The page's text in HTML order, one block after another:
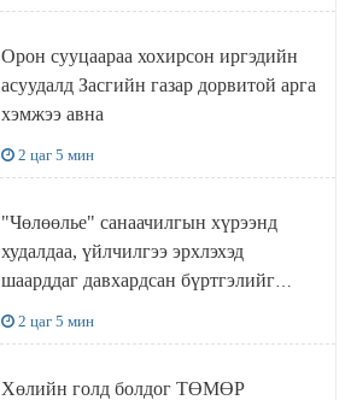
Орон сууцаараа хохирсон иргэдийн
асуудалд Засгийн газар дорвитой арга
хэмжээ авна
2 цаг 5 мин
"Чөлөөлье" санаачилгын хүрээнд
худалдаа, үйлчилгээ эрхлэхэд
шаарддаг давхардсан бүртгэлийг
2 цаг 5 мин
Хөлийн голд болдог ТӨМӨР